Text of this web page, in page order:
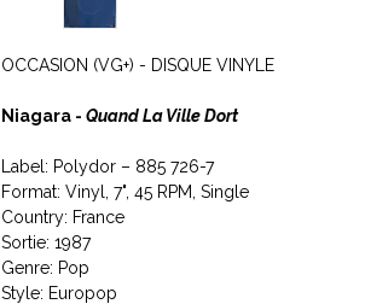
OCCASION (VG+) - DISQUE VINYLE
Niagara - Quand La Ville Dort
Label: Polydor ‎– 885 726-7
Format: Vinyl, 7", 45 RPM, Single
Country: France
Sortie: 1987
Genre: Pop
Style: Europop